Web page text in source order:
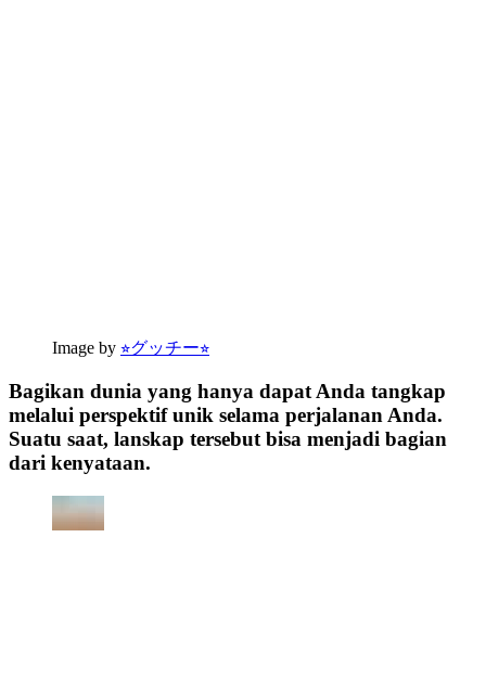
Image by ⭐︎グッチー⭐︎
Bagikan dunia yang hanya dapat Anda tangkap
melalui perspektif unik selama perjalanan Anda.
Suatu saat, lanskap tersebut bisa menjadi bagian
dari kenyataan.